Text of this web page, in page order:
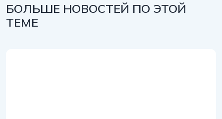
БОЛЬШЕ НОВОСТЕЙ ПО ЭТОЙ
ТЕМЕ